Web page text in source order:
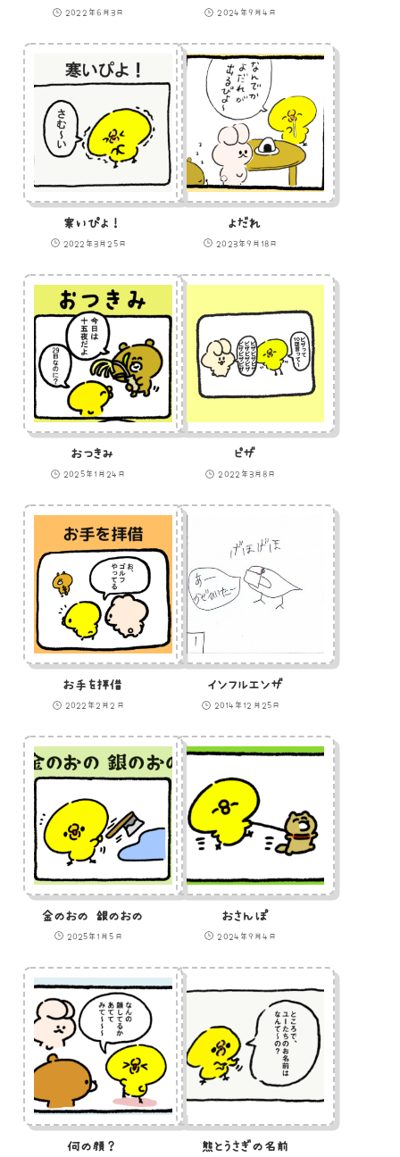
2022年6月3日 2024年9月4日
寒いぴよ！
2022年3月25日
よだれ
2023年9月18日
おつきみ
2025年1月24日
ピザ
2022年3月8日
お手を拝借
2022年2月2日
インフルエンザ
2014年12月25日
金のおの 銀のおの
2025年1月5日
おさんぽ
2024年9月4日
何の顔？ 熊とうさぎの名前